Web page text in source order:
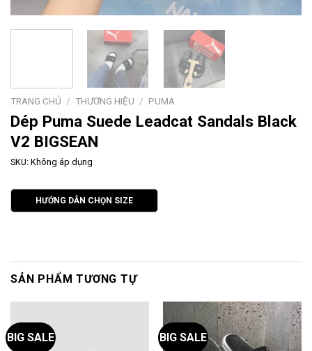
TRANG CHỦ / THƯƠNG HIỆU / PUMA
Dép Puma Suede Leadcat Sandals Black
V2 BIGSEAN
SKU: Không áp dụng
HƯỚNG DẪN CHỌN SIZE
SẢN PHẨM TƯƠNG TỰ
BIG SALE BIG SALE